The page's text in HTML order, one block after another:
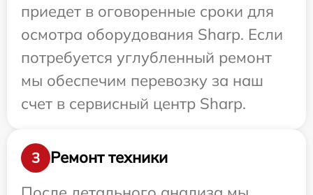
приедет в оговоренные сроки для
осмотра оборудования Sharp. Если
потребуется углубленный ремонт
мы обеспечим перевозку за наш
счет в сервисный центр Sharp.
3
Ремонт техники